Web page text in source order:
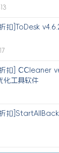
折扣]ToDesk
折扣] CCleaner
化工具软件
折扣